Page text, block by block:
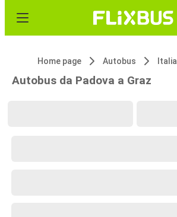
Home page Autobus Italia
Autobus da Padova a Graz